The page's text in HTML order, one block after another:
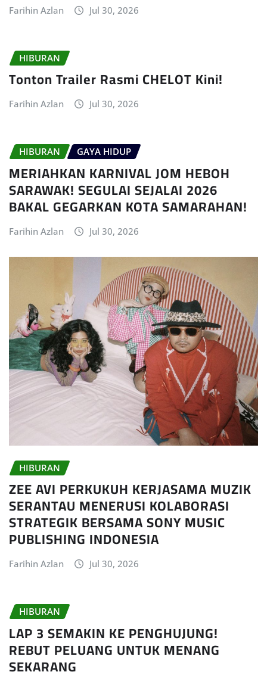
Farihin Azlan Jul 30, 2026
HIBURAN
Tonton Trailer Rasmi CHELOT Kini!
Farihin Azlan Jul 30, 2026
HIBURAN GAYA HIDUP
MERIAHKAN KARNIVAL JOM HEBOH
SARAWAK! SEGULAI SEJALAI 2026
BAKAL GEGARKAN KOTA SAMARAHAN!
Farihin Azlan Jul 30, 2026
HIBURAN
ZEE AVI PERKUKUH KERJASAMA MUZIK
SERANTAU MENERUSI KOLABORASI
STRATEGIK BERSAMA SONY MUSIC
PUBLISHING INDONESIA
Farihin Azlan Jul 30, 2026
HIBURAN
LAP 3 SEMAKIN KE PENGHUJUNG!
REBUT PELUANG UNTUK MENANG
SEKARANG